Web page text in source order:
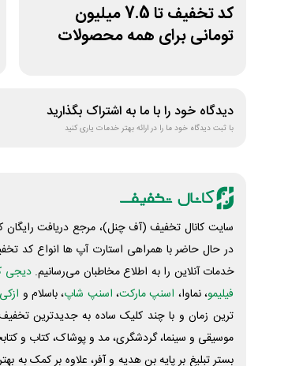
کد تخفیف تا 7.5 میلیون
تومانی برای همه محصولات
دیدگاه خود را با ما به اشتراک بگذارید
با ثبت دیدگاه خود ما را در ارائه بهتر خدمات یاری کنید
سایت کانال تخفیف (آف چنل)، مرجع دریافت
در حال حاضر با همراهی استارت آپ ها انواع کد
خدمات آنلاین را به اطلاع مخاطبان می‌رسانیم. دیجی
فیلیمو، نماوا، اسنپ مارکت، اسنپ شاپ، باسلام و ازکی
ترین زمان و با چند کلیک ساده به جدیدترین تخفیف
موسیقی و سینما، گردشگری، مد و پوشاک، کتاب و
بستر تبلیغ بر پایه بن هدیه و آفر، علاوه بر کمک